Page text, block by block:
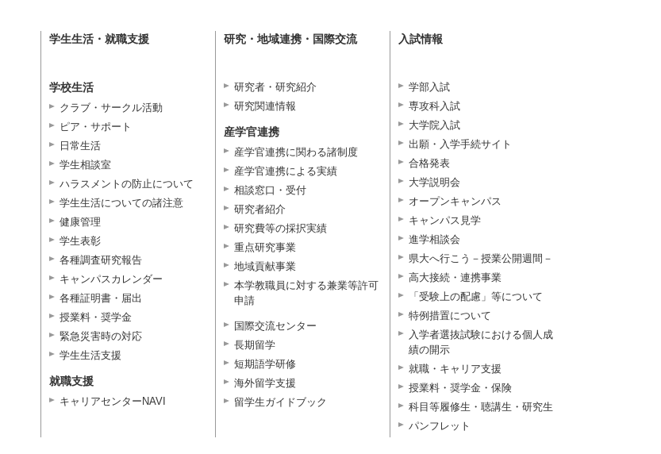
学生生活・就職支援
学校生活
クラブ・サークル活動
ピア・サポート
日常生活
学生相談室
ハラスメントの防止について
学生生活についての諸注意
健康管理
学生表彰
各種調査研究報告
キャンパスカレンダー
各種証明書・届出
授業料・奨学金
緊急災害時の対応
学生生活支援
就職支援
キャリアセンターNAVI
研究・地域連携・国際交流
研究者・研究紹介
研究関連情報
産学官連携
産学官連携に関わる諸制度
産学官連携による実績
相談窓口・受付
研究者紹介
研究費等の採択実績
重点研究事業
地域貢献事業
本学教職員に対する兼業等許可
申請
国際交流センター
長期留学
短期語学研修
海外留学支援
留学生ガイドブック
入試情報
学部入試
専攻科入試
大学院入試
出願・入学手続サイト
合格発表
大学説明会
オープンキャンパス
キャンパス見学
進学相談会
県大へ行こう－授業公開週間－
高大接続・連携事業
「受験上の配慮」等について
特例措置について
入学者選抜試験における個人成
績の開示
就職・キャリア支援
授業料・奨学金・保険
科目等履修生・聴講生・研究生
パンフレット